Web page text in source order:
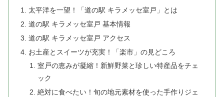
太平洋を一望！「道の駅 キラメッセ室戸」とは
道の駅 キラメッセ室戸 基本情報
道の駅 キラメッセ室戸 アクセス
お土産とスイーツが充実！「楽市」の見どころ
室戸の恵みが凝縮！新鮮野菜と珍しい特産品をチェ
ック
絶対に食べたい！旬の地元素材を使った手作りジェ